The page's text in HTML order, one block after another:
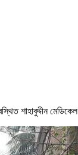
শাহাবুদ্দীন